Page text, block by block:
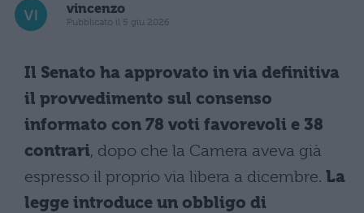
vincenzo
Pubblicato il 5 giu 2026
Il Senato ha approvato in via definitiva
il provvedimento sul consenso
informato con 78 voti favorevoli e 38
contrari, dopo che la Camera aveva già
espresso il proprio via libera a dicembre. La
legge introduce un obbligo di